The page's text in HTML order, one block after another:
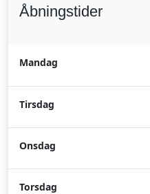
Åbningstider
Mandag
Tirsdag
Onsdag
Torsdag